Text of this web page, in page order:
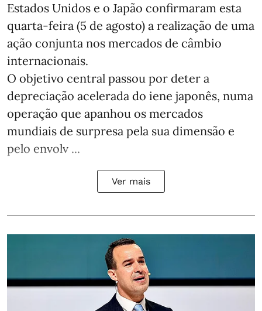
Estados Unidos e o Japão confirmaram esta
quarta-feira (5 de agosto) a realização de uma
ação conjunta nos mercados de câmbio
internacionais.
O objetivo central passou por deter a
depreciação acelerada do iene japonês, numa
operação que apanhou os mercados
mundiais de surpresa pela sua dimensão e
pelo envolv ...
Ver mais